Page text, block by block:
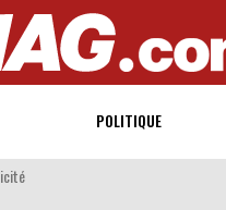
POLITIQUE